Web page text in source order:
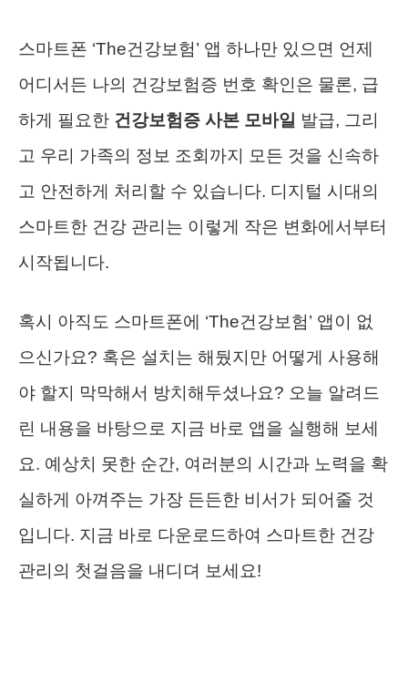
스마트폰 ‘The건강보험’ 앱 하나만 있으면 언제
어디서든 나의 건강보험증 번호 확인은 물론, 급
하게 필요한 건강보험증 사본 모바일 발급, 그리
고 우리 가족의 정보 조회까지 모든 것을 신속하
고 안전하게 처리할 수 있습니다. 디지털 시대의
스마트한 건강 관리는 이렇게 작은 변화에서부터
시작됩니다.
혹시 아직도 스마트폰에 ‘The건강보험’ 앱이 없
으신가요? 혹은 설치는 해뒀지만 어떻게 사용해
야 할지 막막해서 방치해두셨나요? 오늘 알려드
린 내용을 바탕으로 지금 바로 앱을 실행해 보세
요. 예상치 못한 순간, 여러분의 시간과 노력을 확
실하게 아껴주는 가장 든든한 비서가 되어줄 것
입니다. 지금 바로 다운로드하여 스마트한 건강
관리의 첫걸음을 내디뎌 보세요!